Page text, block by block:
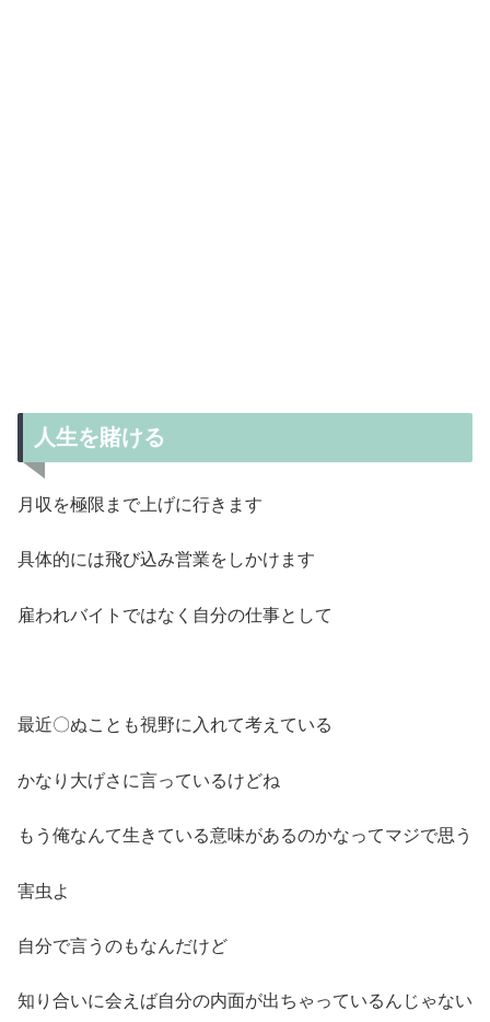
人生を賭ける
月収を極限まで上げに行きます
具体的には飛び込み営業をしかけます
雇われバイトではなく自分の仕事として
最近〇ぬことも視野に入れて考えている
かなり大げさに言っているけどね
もう俺なんて生きている意味があるのかなってマジで思う
害虫よ
自分で言うのもなんだけど
知り合いに会えば自分の内面が出ちゃっているんじゃない